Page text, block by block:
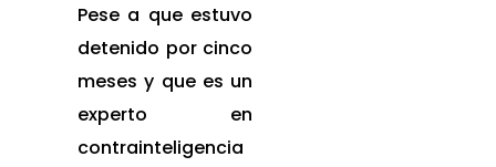
Pese a que estuvo
detenido por cinco
meses y que es un
experto en
contrainteligencia